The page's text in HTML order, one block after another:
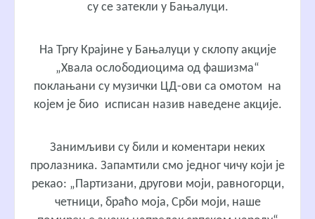
су се затекли у Бањалуци.
На Тргу Крајине у Бањалуци у склопу акције
„Хвала ослободиоцима од фашизма“
поклањани су музички ЦД-ови са омотом на
којем је био исписан назив наведене акције.
Занимљиви су били и коментари неких
пролазника. Запамтили смо једног чичу који је
рекао: „Партизани, другови моји, равногорци,
четници, браћо моја, Срби моји, наше